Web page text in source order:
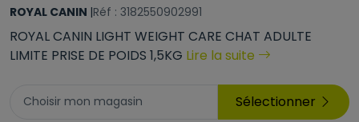
ROYAL CANIN |Réf : 3182550902991
ROYAL CANIN LIGHT WEIGHT CARE CHAT ADULTE
LIMITE PRISE DE POIDS 1,5KG Lire la suite
Choisir mon magasin Sélectionner